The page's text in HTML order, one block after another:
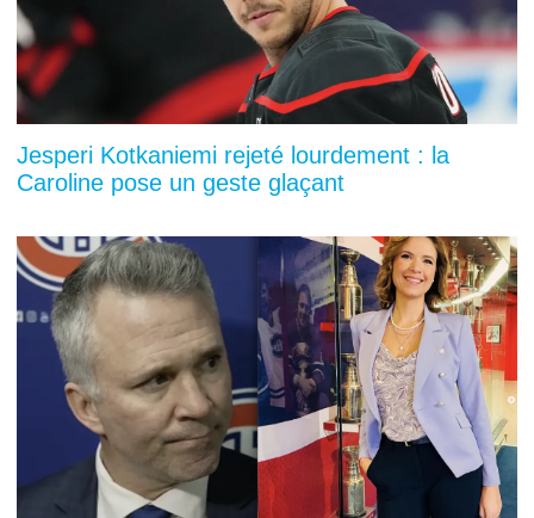
Jesperi Kotkaniemi rejeté lourdement : la
Caroline pose un geste glaçant